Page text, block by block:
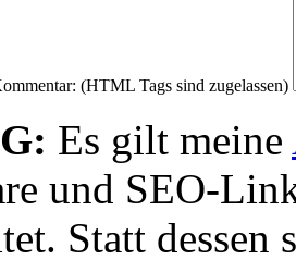
(HTML Tags sind zugelassen)
Es gilt meine
und SEO-
Statt dessen